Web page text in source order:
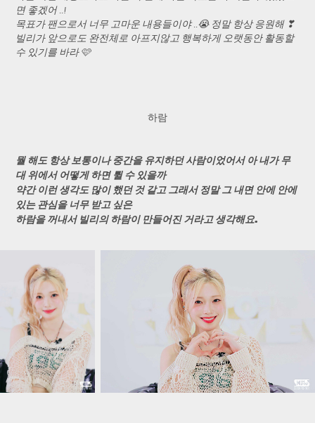
면 좋겠어 ..!
목표가 팬으로서 너무 고마운 내용들이야 ..😭 정말 항상 응원해 ❣
빌리가 앞으로도 완전체로 아프지않고 행복하게 오랫동안 활동할
수 있기를 바라 🩷
하람
뭘 해도 항상 보통이나 중간을 유지하던 사람이었어서 아 내가 무
대 위에서 어떻게 하면 튈 수 있을까
약간 이런 생각도 많이 했던 것 같고 그래서 정말 그 내면 안에 안에
있는 관심을 너무 받고 싶은
하람을 꺼내서 빌리의 하람이 만들어진 거라고 생각해요.